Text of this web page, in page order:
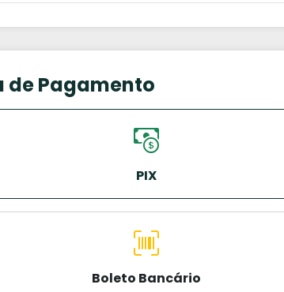
de Pagamento
PIX
Boleto Bancário